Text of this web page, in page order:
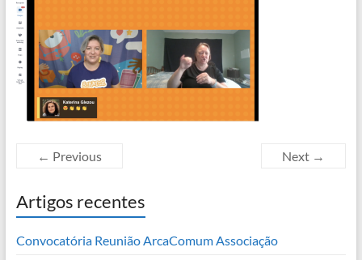
← Previous Next →
Artigos recentes
Convocatória Reunião ArcaComum Associação